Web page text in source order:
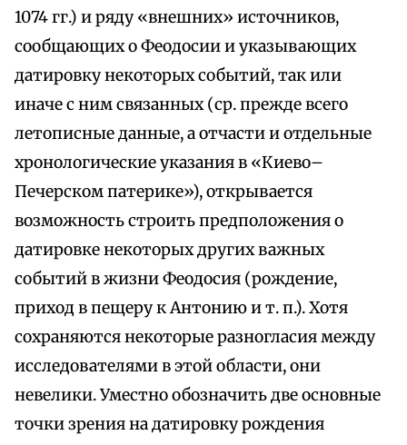
1074 гг.) и ряду «внешних» источников,
сообщающих о Феодосии и указывающих
датировку некоторых событий, так или
иначе с ним связанных (ср. прежде всего
летописные данные, а отчасти и отдельные
хронологические указания в «Киево–
Печерском патерике»), открывается
возможность строить предположения о
датировке некоторых других важных
событий в жизни Феодосия (рождение,
приход в пещеру к Антонию и т. п.). Хотя
сохраняются некоторые разногласия между
исследователями в этой области, они
невелики. Уместно обозначить две основные
точки зрения на датировку рождения